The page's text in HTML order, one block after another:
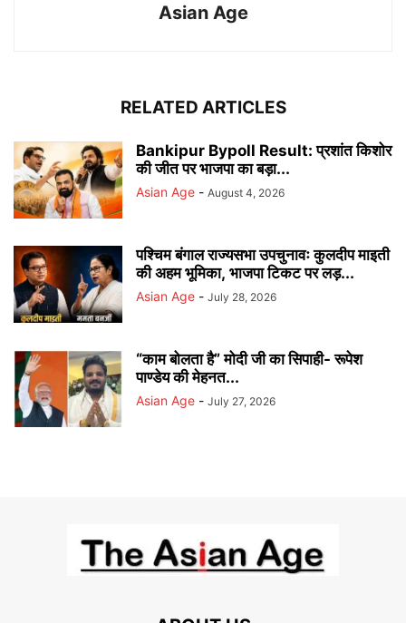
Asian Age
RELATED ARTICLES
Bankipur Bypoll Result: प्रशांत किशोर
की जीत पर भाजपा का बड़ा...
Asian Age - August 4, 2026
पश्चिम बंगाल राज्यसभा उपचुनावः कुलदीप माइती
की अहम भूमिका, भाजपा टिकट पर लड़...
Asian Age - July 28, 2026
“काम बोलता है” मोदी जी का सिपाही- रूपेश
पाण्डेय की मेहनत...
Asian Age - July 27, 2026